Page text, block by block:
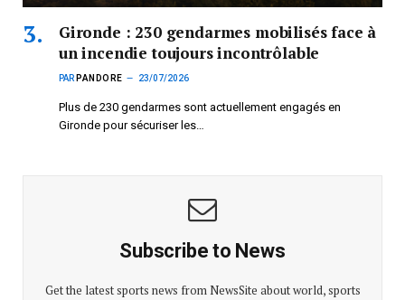
Gironde : 230 gendarmes mobilisés face à
un incendie toujours incontrôlable
PAR PANDORE 23/07/2026
Plus de 230 gendarmes sont actuellement engagés en
Gironde pour sécuriser les…
Subscribe to News
Get the latest sports news from NewsSite about world, sports